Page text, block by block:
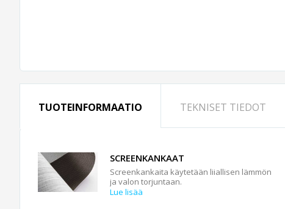
TUOTEINFORMAATIO TEKNISET TIEDOT
SCREENKANKAAT
Screenkankaita käytetään liiallisen lämmön
ja valon torjuntaan.
Lue lisää